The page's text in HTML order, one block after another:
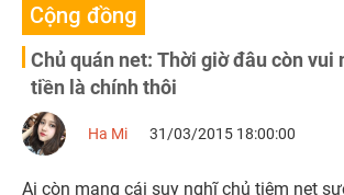
Cộng đồng
Chủ quán net: Thời giờ đâu còn vui
tiền là chính thôi
Ha Mi 31/03/2015 18:00:00
Ai còn mang cái suy nghĩ chủ tiệm net